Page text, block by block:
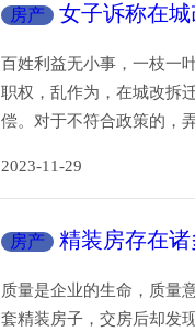
房产 女子诉称在
百姓利益无小事，一枝一
职权，乱作为，在城改拆
偿。对于不符合政策的，
2023-11-29
房产 精装房存在
质量是企业的生命，质量
套精装房子，交房后却发